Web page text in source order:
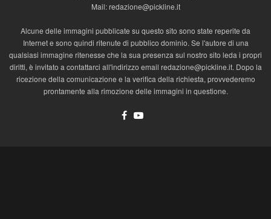
Mail: redazione@pickline.it
Alcune delle immagini pubblicate su questo sito sono state reperite da
Internet e sono quindi ritenute di pubblico dominio. Se l'autore di una
qualsiasi immagine ritenesse che la sua presenza sul nostro sito leda i propri
diritti, è invitato a contattarci all'indirizzo email redazione@pickline.it. Dopo la
ricezione della comunicazione e la verifica della richiesta, provvederemo
prontamente alla rimozione delle immagini in questione.